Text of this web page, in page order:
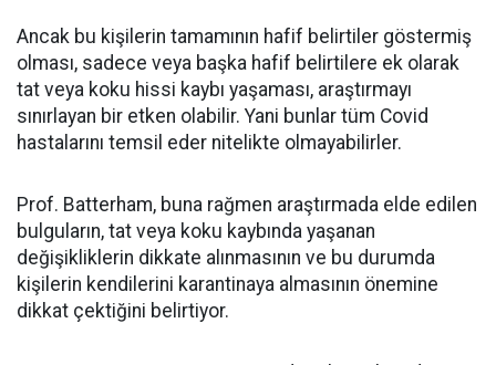
Ancak bu kişilerin tamamının hafif belirtiler göstermiş
olması, sadece veya başka hafif belirtilere ek olarak
tat veya koku hissi kaybı yaşaması, araştırmayı
sınırlayan bir etken olabilir. Yani bunlar tüm Covid
hastalarını temsil eder nitelikte olmayabilirler.
Prof. Batterham, buna rağmen araştırmada elde edilen
bulguların, tat veya koku kaybında yaşanan
değişikliklerin dikkate alınmasının ve bu durumda
kişilerin kendilerini karantinaya almasının önemine
dikkat çektiğini belirtiyor.